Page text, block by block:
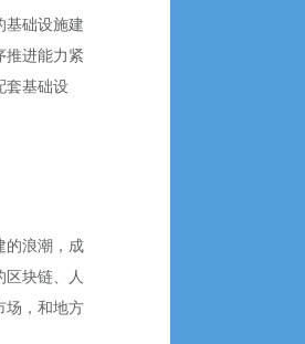
基础设施建
推进能力紧
套基础设
的浪潮，成
块链、人
场，和地方